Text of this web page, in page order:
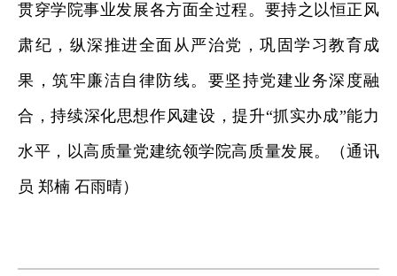
贯穿学院事业发展各方面全过程。要持之以恒正风
肃纪，纵深推进全面从严治党，巩固学习教育成
果，筑牢廉洁自律防线。要坚持党建业务深度融
合，持续深化思想作风建设，提升“抓实办成”能力
水平，以高质量党建统领学院高质量发展。（通讯
员 郑楠 石雨晴）